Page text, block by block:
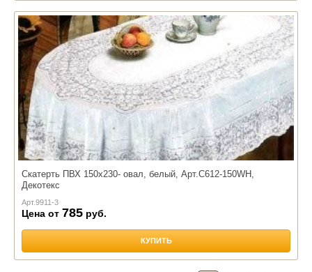
Скатерть ПВХ 150х230- овал, белый, Арт.С612-150WH,
Декотекс
Арт.9911-3
Цена от 785 руб.
КУПИТЬ